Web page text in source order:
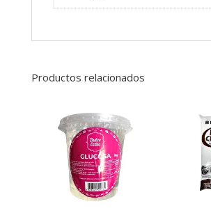
Productos relacionados